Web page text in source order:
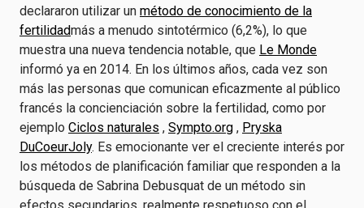
declararon utilizar un método de conocimiento de la
fertilidadmás a menudo sintotérmico (6,2%), lo que
muestra una nueva tendencia notable, que Le Monde
informó ya en 2014. En los últimos años, cada vez son
más las personas que comunican eficazmente al público
francés la concienciación sobre la fertilidad, como por
ejemplo Ciclos naturales , Sympto.org , Pryska
DuCoeurJoly. Es emocionante ver el creciente interés por
los métodos de planificación familiar que responden a la
búsqueda de Sabrina Debusquat de un método sin